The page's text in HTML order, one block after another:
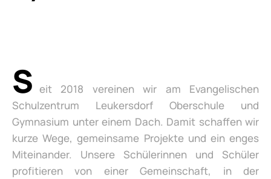
S eit 2018 vereinen wir am Evangelischen
Schulzentrum Leukersdorf Oberschule und
Gymnasium unter einem Dach. Damit schaffen wir
kurze Wege, gemeinsame Projekte und ein enges
Miteinander. Unsere Schülerinnen und Schüler
profitieren von einer Gemeinschaft, in der